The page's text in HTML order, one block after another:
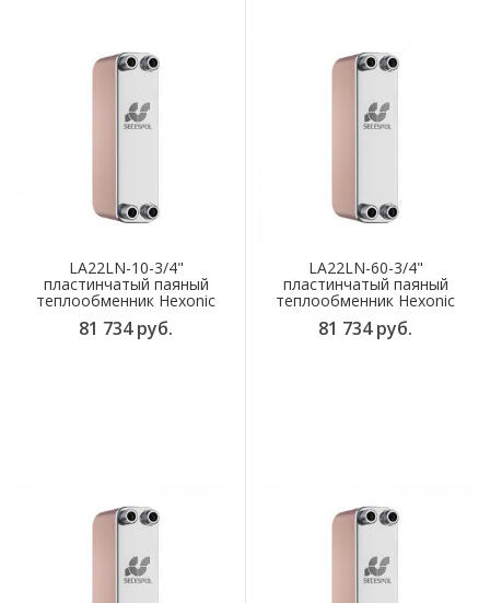
LA22LN-10-3/4"
пластинчатый паяный
теплообменник Hexonic
81 734 руб.
LA22LN-60-3/4"
пластинчатый паяный
теплообменник Hexonic
81 734 руб.